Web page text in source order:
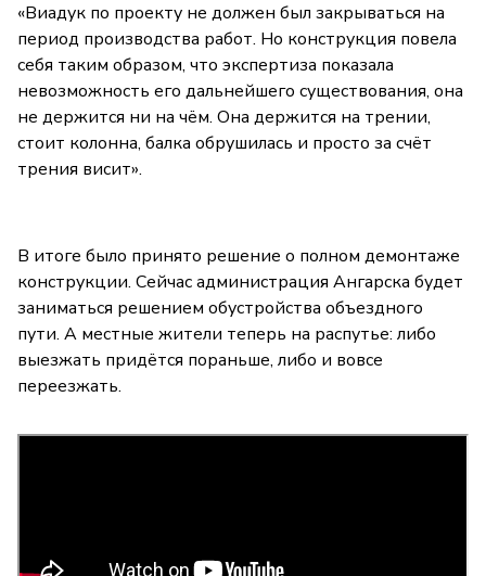
«Виадук по проекту не должен был закрываться на
период производства работ. Но конструкция повела
себя таким образом, что экспертиза показала
невозможность его дальнейшего существования, она
не держится ни на чём. Она держится на трении,
стоит колонна, балка обрушилась и просто за счёт
трения висит».
В итоге было принято решение о полном демонтаже
конструкции. Сейчас администрация Ангарска будет
заниматься решением обустройства объездного
пути. А местные жители теперь на распутье: либо
выезжать придётся пораньше, либо и вовсе
переезжать.